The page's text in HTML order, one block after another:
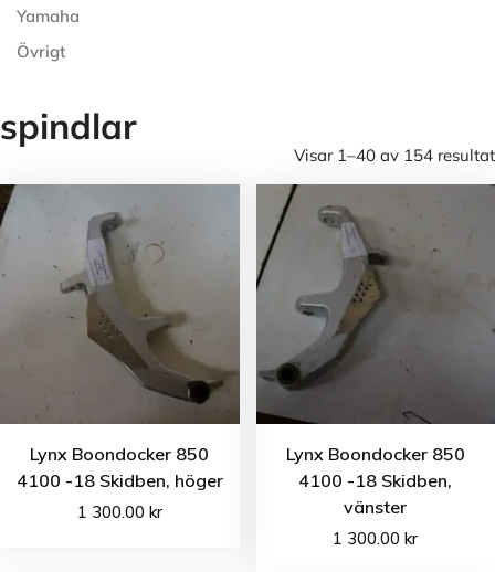
Yamaha
Övrigt
spindlar
Visar 1–40 av 154 resultat
Lynx Boondocker 850
4100 -18 Skidben, höger
1 300.00 kr
Lynx Boondocker 850
4100 -18 Skidben,
vänster
1 300.00kr